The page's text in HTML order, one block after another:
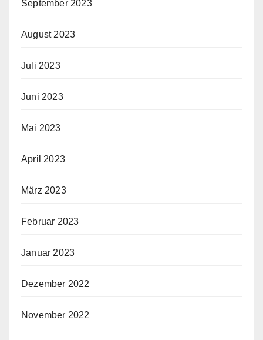
September 2023
August 2023
Juli 2023
Juni 2023
Mai 2023
April 2023
März 2023
Februar 2023
Januar 2023
Dezember 2022
November 2022